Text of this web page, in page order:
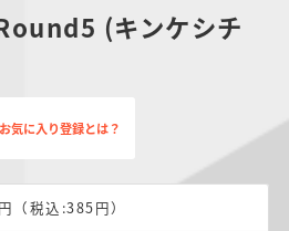
(キンケシチ
お気に入り登録とは？
（税込:385円）